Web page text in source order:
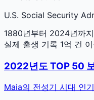
U.S. Social Security
1880년부터 2024년까
실제 출생 기록 1억 건
2022년도 TOP 50
Maia의 전성기 시대 인